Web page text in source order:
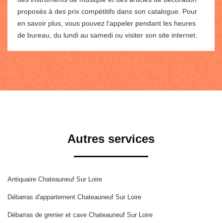
proposés à des prix compétitifs dans son catalogue. Pour
en savoir plus, vous pouvez l’appeler pendant les heures
de bureau, du lundi au samedi ou visiter son site internet.
Autres services
Antiquaire Chateauneuf Sur Loire
Débarras d'appartement Chateauneuf Sur Loire
Débarras de grenier et cave Chateauneuf Sur Loire